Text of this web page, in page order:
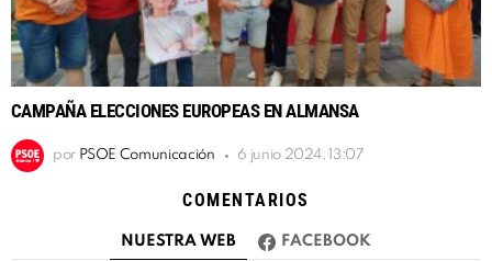
CAMPAÑA ELECCIONES EUROPEAS EN ALMANSA
por PSOE Comunicación 6 junio 2024, 13:07
COMENTARIOS
NUESTRA WEB FACEBOOK